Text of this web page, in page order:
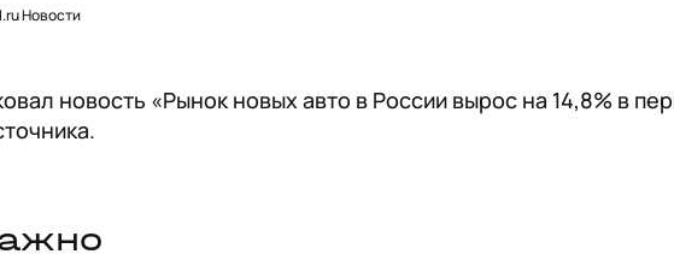
Новости
новость «Рынок новых авто в России вырос на 14,8% в